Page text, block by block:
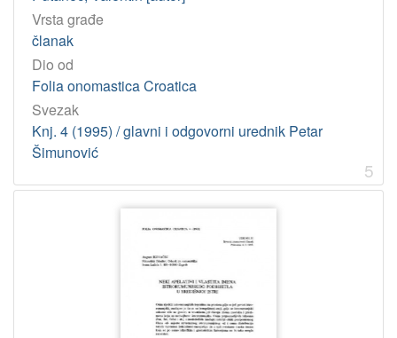
Vrsta građe
članak
Dio od
Folia onomastica Croatica
Svezak
Knj. 4 (1995) / glavni i odgovorni urednik Petar
Šimunović
5